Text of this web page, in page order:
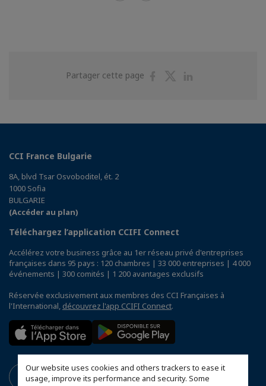
Our website uses cookies and others trackers to ease it
usage, improve its performance and security. Some
Partager cette page
PartagerPartager
CCI France Bulgarie
8A, blvd Tsar Osvoboditel, ét. 2
1000 Sofia
BULGARIE
(Accéder au plan)
Téléchargez l’application CCIFI Connect
Accélérez votre business grâce au 1er réseau privé d'entreprises
françaises dans 95 pays : 120 chambres | 33 000 entreprises | 4 000
événements | 300 comités | 1 200 avantages exclusifs
Réservée exclusivement aux membres des CCI Françaises à
l'International, découvrez l'app CCIFI Connect.